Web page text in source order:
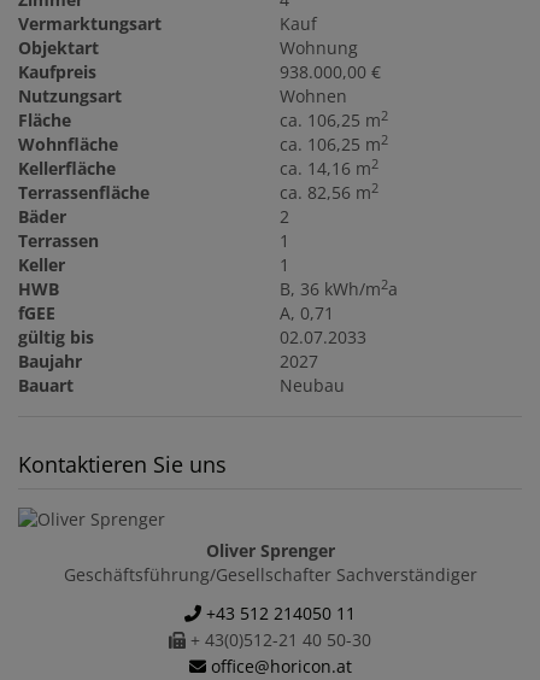
Vermarktungsart
Kauf
Objektart
Wohnung
Kaufpreis
938.000,00 €
Nutzungsart
Wohnen
Fläche
ca. 106,25 m2
Wohnfläche ca. 106,25 m2
Kellerfläche ca. 14,16 m2
Terrassenfläche ca. 82,56 m2
Bäder
2
Terrassen
1
Keller
1
HWB
B, 36 kWh/m2a
fGEE
A, 0,71
gültig bis
02.07.2033
Baujahr
2027
Bauart
Neubau
Kontaktieren Sie uns
Oliver Sprenger
Geschäftsführung/Gesellschafter Sachverständiger
+43 512 214050 11
+ 43(0)512-21 40 50-30
office@horicon.at